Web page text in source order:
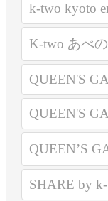
k-two kyoto
K-two あべ
QUEEN'S
QUEEN'S
QUEEN’S
SHARE by